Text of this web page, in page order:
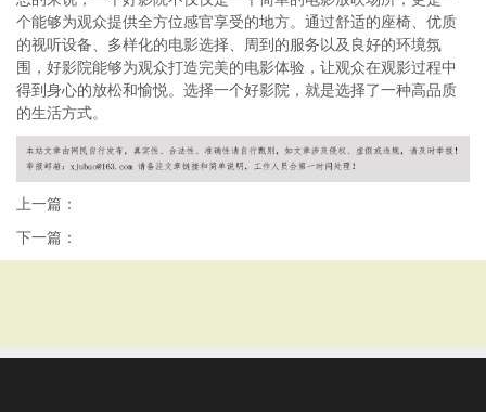
个能够为观众提供全方位感官享受的地方。通过舒适的座椅、优质
的视听设备、多样化的电影选择、周到的服务以及良好的环境氛
围，好影院能够为观众打造完美的电影体验，让观众在观影过程中
得到身心的放松和愉悦。选择一个好影院，就是选择了一种高品质
的生活方式。
上一篇：
下一篇：